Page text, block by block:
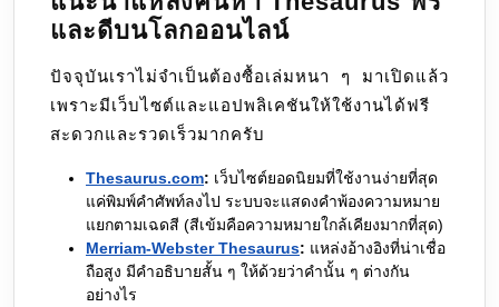
และดีบนโลกออนไลน์
ปัจจุบันเราไม่จำเป็นต้องซื้อเล่มหนา ๆ มาเปิดแล้ว
เพราะมีเว็บไซต์และแอปพลิเคชันให้ใช้งานได้ฟรี
สะดวกและรวดเร็วมากครับ
Thesaurus.com: เว็บไซต์ยอดนิยมที่ใช้งานง่ายที่สุด
แค่พิมพ์คำศัพท์ลงไป ระบบจะแสดงคำพ้องความหมาย
แยกตามเฉดสี (สีเข้มคือความหมายใกล้เคียงมากที่สุด)
Merriam-Webster Thesaurus: แหล่งอ้างอิงที่น่าเชื่อ
ถือสูง มีคำอธิบายสั้น ๆ ให้ด้วยว่าคำนั้น ๆ ต่างกัน
อย่างไร